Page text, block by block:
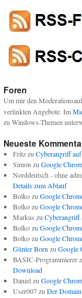
Foren
Um mir den
verlinkten Angebote. Im
zu Windows-Themen
Neueste
Fritzzu Cyberangriff
Simon zu Google
Norddeutsch - ohne
Details zum Ablauf
Bolkozu Google
Bolkozu Google
Markus zu Cyberangriff
Bolkozu Google
Bolkozu Google
Günter Born zu Google
BASIC-Programmierer
Download
Danielzu Google
User007zu Der